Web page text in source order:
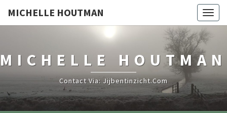
MICHELLE HOUTMAN
MICHELLE HOUTMAN
Contact Via: Jijbentinzicht.com